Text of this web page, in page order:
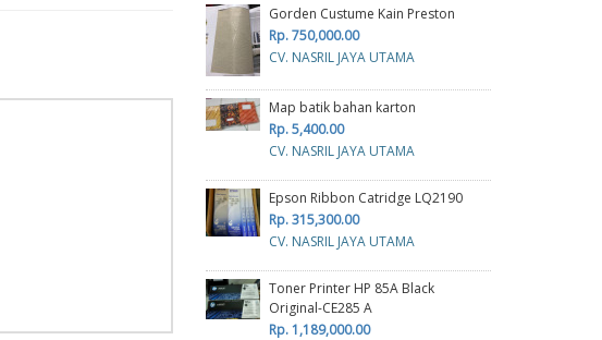
Gorden Custume Kain Preston
Rp. 750,000.00
CV. NASRIL JAYA UTAMA
Map batik bahan karton
Rp. 5,400.00
CV. NASRIL JAYA UTAMA
Epson Ribbon Catridge LQ2190
Rp. 315,300.00
CV. NASRIL JAYA UTAMA
Toner Printer HP 85A Black
Original-CE285 A
Rp. 1,189,000.00